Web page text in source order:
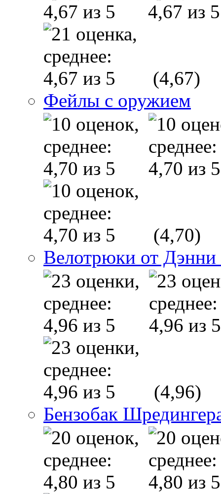
(4,67)
Фейлы с оружием
(4,70)
Велотрюки от Дэнни
(4,96)
Бензобак